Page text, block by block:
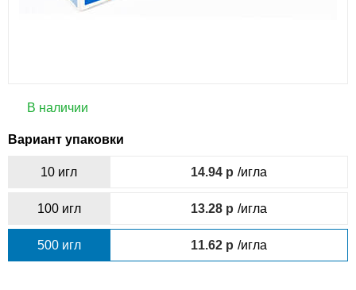
В наличии
Вариант упаковки
10 игл 14.94 /игла
100 игл 13.28 /игла
500 игл 11.62 /игла